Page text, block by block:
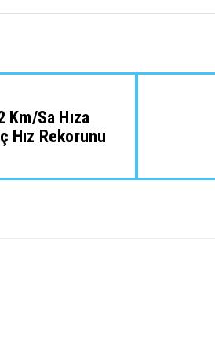
Km/Sa Hıza
Hız Rekorunu